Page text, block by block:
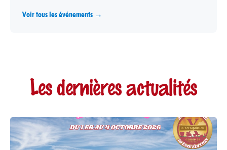
Voir tous les événements →
Les dernières actualités